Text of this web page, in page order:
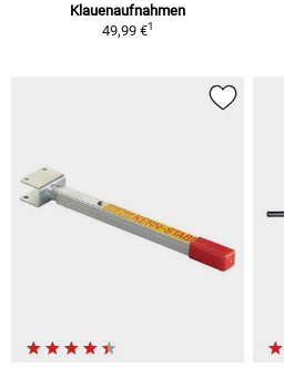
Klauenaufnahmen
49,99 €1